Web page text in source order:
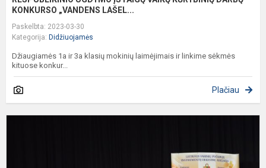
KONKURSO „VANDENS LAŠEL...
Paskelbta: 2023-03-30
Kategorija: Didžiuojamės
Džiaugiamės 1a ir 3a klasių mokinių laimėjimais ir linkime sėkmės
kituose konkur...
Plačiau